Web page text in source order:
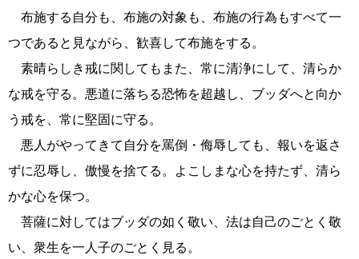
布施する自分も、布施の対象も、布施の行為もすべて一
つであると見ながら、歓喜して布施をする。
素晴らしき戒に関してもまた、常に清浄にして、清らか
な戒を守る。悪道に落ちる恐怖を超越し、ブッダへと向か
う戒を、常に堅固に守る。
悪人がやってきて自分を罵倒・侮辱しても、報いを返さ
ずに忍辱し、傲慢を捨てる。よこしまな心を持たず、清ら
かな心を保つ。
菩薩に対してはブッダの如く敬い、法は自己のごとく敬
い、衆生を一人子のごとく見る。